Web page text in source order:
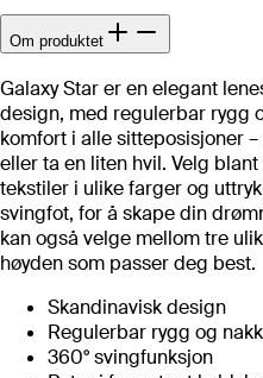
Om produktet
Galaxy Star er en elegant
design, med regulerbar rygg
komfort i alle sitteposisjoner
eller ta en liten hvil. Velg
tekstiler i ulike farger og
svingfot, for å skape din
kan også velge mellom tre
høyden som passer deg best.
Skandinavisk design
Regulerbar rygg og
360° svingfunksjon